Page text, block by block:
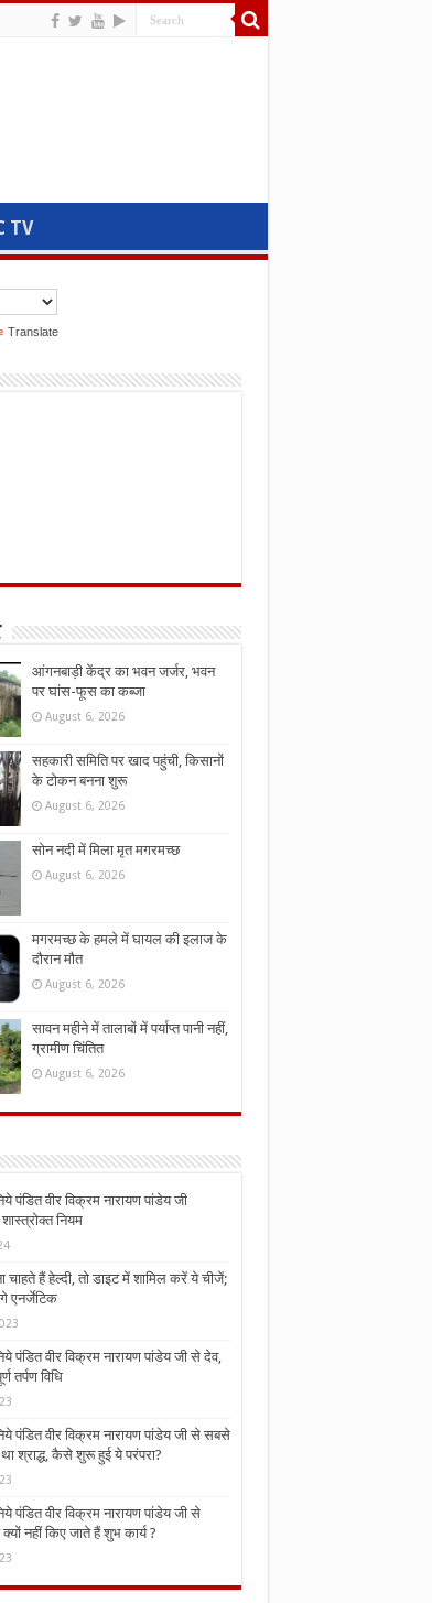
TV
Translate
आंगनबाड़ी केंद्र का भवन जर्जर, भवन
पर घांस-फूस का कब्जा
August 6, 2026
सहकारी समिति पर खाद पहुंची, किसानों
के टोकन बनना शुरू
August 6, 2026
सोन नदी में मिला मृत मगरमच्छ
August 6, 2026
मगरमच्छ के हमले में घायल की इलाज के
दौरान मौत
August 6, 2026
सावन महीने में तालाबों में पर्याप्त पानी नहीं,
ग्रामीण चिंतित
August 6, 2026
पंडित वीर विक्रम नारायण पांडेय जी
नियम
चाहते हैं हेल्दी, तो डाइट में शामिल करें ये चीजें;
एनर्जेटिक
पंडित वीर विक्रम नारायण पांडेय जी से देव,
तर्पण विधि
पंडित वीर विक्रम नारायण पांडेय जी से सबसे
श्राद्ध, कैसे शुरू हुई ये परंपरा?
पंडित वीर विक्रम नारायण पांडेय जी से
नहीं किए जाते हैं शुभ कार्य ?